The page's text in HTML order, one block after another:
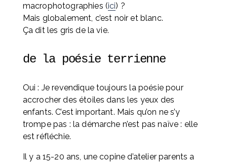
macrophotographies (ici) ?
Mais globalement, c’est noir et blanc.
Ça dit les gris de la vie.
de la poésie terrienne
Oui : Je revendique toujours la poésie pour
accrocher des étoiles dans les yeux des
enfants. C’est important. Mais qu’on ne s’y
trompe pas : la démarche n’est pas naïve : elle
est réfléchie.
Il y a 15-20 ans, une copine d’atelier parents a